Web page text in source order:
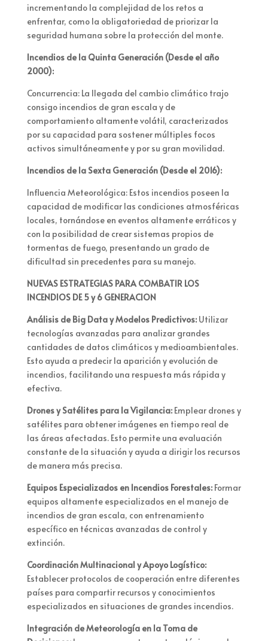
incrementando la complejidad de los retos a
enfrentar, como la obligatoriedad de priorizar la
seguridad humana sobre la protección del monte.
Incendios de la Quinta Generación (Desde el año
2000):
Concurrencia: La llegada del cambio climático trajo
consigo incendios de gran escala y de
comportamiento altamente volátil, caracterizados
por su capacidad para sostener múltiples focos
activos simultáneamente y por su gran movilidad.
Incendios de la Sexta Generación (Desde el 2016):
Influencia Meteorológica: Estos incendios poseen la
capacidad de modificar las condiciones atmosféricas
locales, tornándose en eventos altamente erráticos y
con la posibilidad de crear sistemas propios de
tormentas de fuego, presentando un grado de
dificultad sin precedentes para su manejo.
NUEVAS ESTRATEGIAS PARA COMBATIR LOS
INCENDIOS DE 5 y 6 GENERACION
Análisis de Big Data y Modelos Predictivos:Utilizar
tecnologías avanzadas para analizar grandes
cantidades de datos climáticos y medioambientales.
Esto ayuda a predecir la aparición y evolución de
incendios, facilitando una respuesta más rápida y
efectiva.
Drones y Satélites para la Vigilancia: Emplear drones y
satélites para obtener imágenes en tiempo real de
las áreas afectadas. Esto permite una evaluación
constante de la situación y ayuda a dirigir los recursos
de manera más precisa.
Equipos Especializados en Incendios Forestales: Formar
equipos altamente especializados en el manejo de
incendios de gran escala, con entrenamiento
específico en técnicas avanzadas de control y
extinción.
Coordinación Multinacional y Apoyo Logístico:
Establecer protocolos de cooperación entre diferentes
países para compartir recursos y conocimientos
especializados en situaciones de grandes incendios.
Integración de Meteorología en la Toma de